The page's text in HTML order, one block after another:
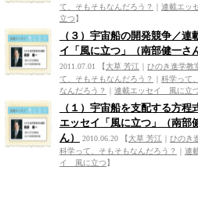
て、そもそもなんだろう？
連載エッ
立つ】
（３）宇宙船の開発競争／連
イ「風に立つ」（南部健一さ
2011.07.01 【大草 芳江 ひのき進学教
て、そもそもなんだろう？
科学って
なんだろう？
連載エッセイ 風に立
（１）宇宙船を支配する方程
エッセイ「風に立つ」（南部
ん）
2010.06.20 【大草 芳江 ひのき
科学って、そもそもなんだろう？
連
イ 風に立つ】